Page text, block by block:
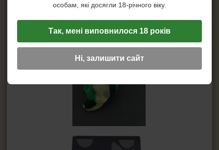
особам, які досягли 18-річного віку.
Так, мені виповнилося 18 років
Ні, залишити сайт